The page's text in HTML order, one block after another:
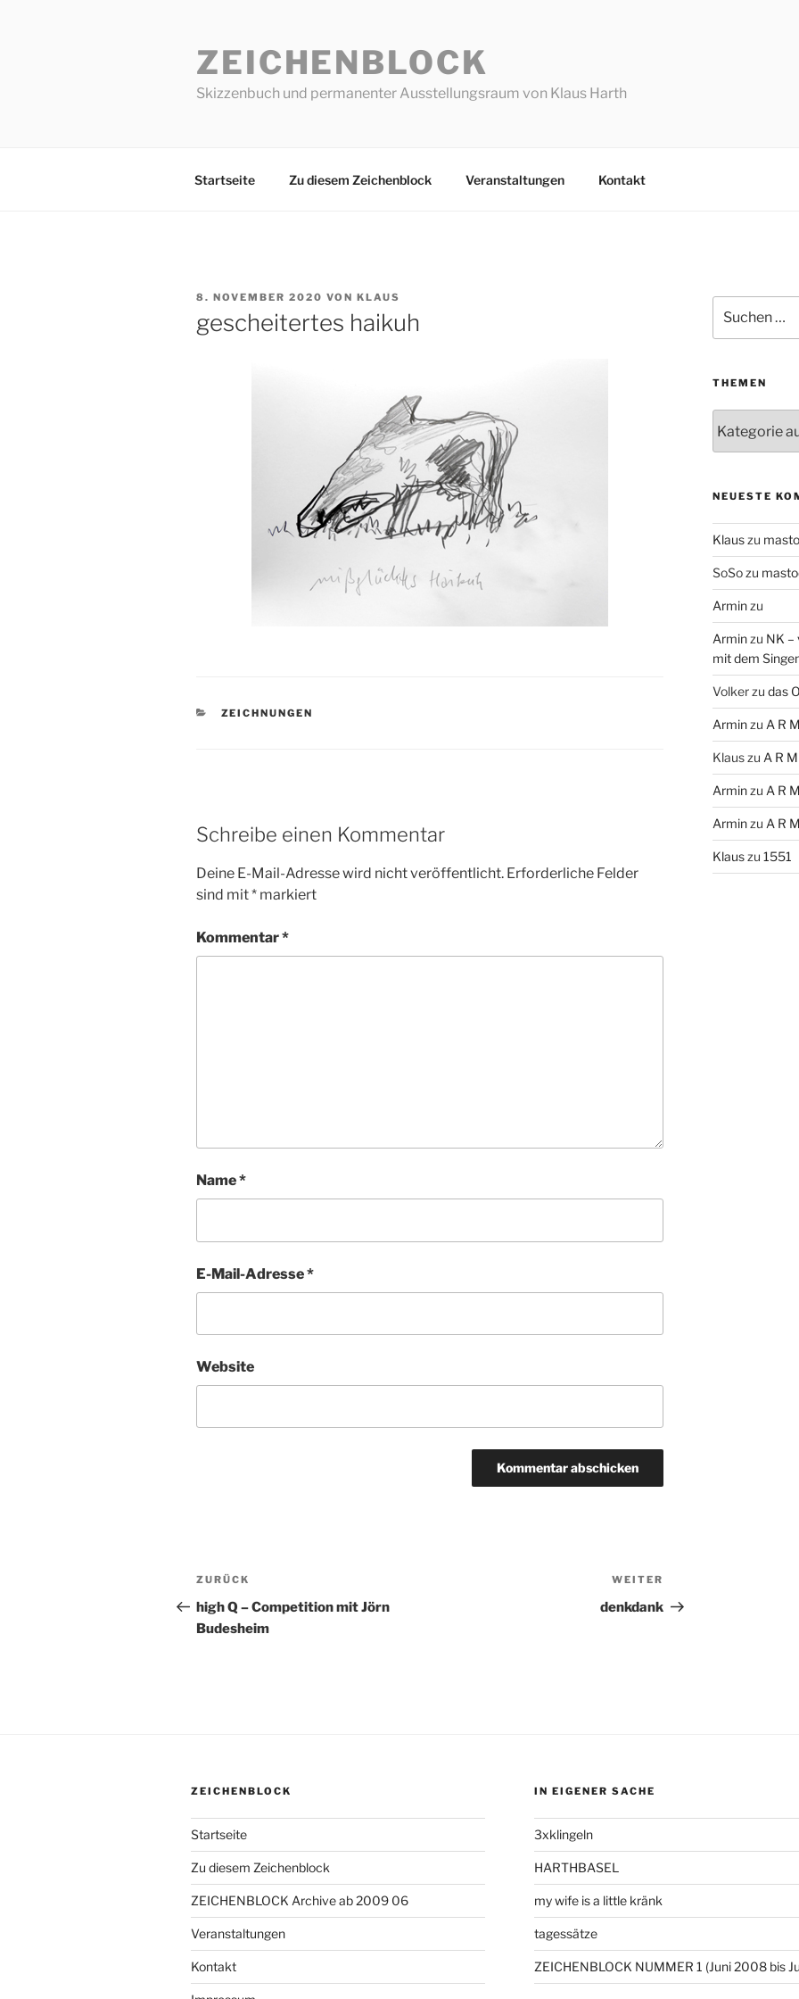
ZEICHENBLOCK
Skizzenbuch und permanenter Ausstellungsraum von Klaus Harth
Startseite Zu diesem Zeichenblock Veranstaltungen Kontakt
VERÖFFENTLICHT
8. NOVEMBER 2020 VON KLAUS
gescheitertes haikuh
KATEGORIEN
ZEICHNUNGEN
Schreibe einen Kommentar
Deine E-Mail-Adresse wird nicht veröffentlicht. Erforderliche Felder
sind mit* markiert
Kommentar*
Name*
E-Mail-Adresse*
Website
Beitragsnavigation
Vorheriger
Beitrag
ZURÜCK
high Q – Competition mit Jörn
Budesheim
Beitrag
WEITER
denkdank
nach:
THEMEN
NEUESTE
Klauszu
SoSozu
Arminzu
Arminzu NK –
mit dem
Volkerzu das
Arminzu A R
Klauszu A R
Arminzu A R
Arminzu A R
Klauszu 1551
ZEICHENBLOCK
Startseite
Zu diesem Zeichenblock
ZEICHENBLOCK Archive ab 2009 06
Veranstaltungen
Kontakt
IN EIGENER SACHE
3xklingeln
HARTHBASEL
my wife is a little kränk
tagessätze
ZEICHENBLOCK NUMMER 1 (Juni 2008 bis